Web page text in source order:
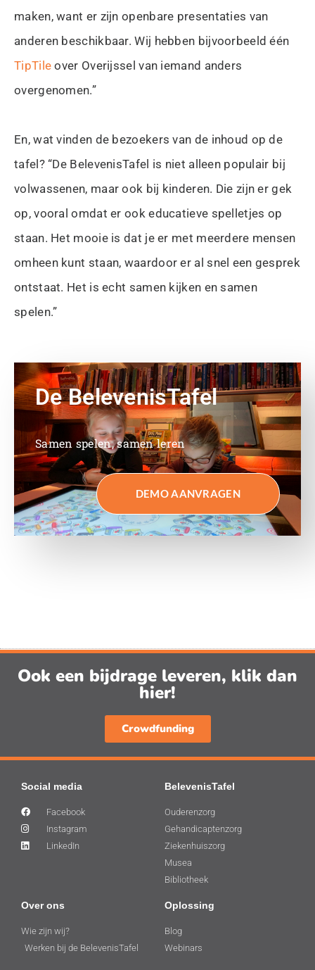
maken, want er zijn openbare presentaties van
anderen beschikbaar. Wij hebben bijvoorbeeld één
TipTile over Overijssel van iemand anders
overgenomen.”
En, wat vinden de bezoekers van de inhoud op de
tafel? “De BelevenisTafel is niet alleen populair bij
volwassenen, maar ook bij kinderen. Die zijn er gek
op, vooral omdat er ook educatieve spelletjes op
staan. Het mooie is dat je er met meerdere mensen
omheen kunt staan, waardoor er al snel een gesprek
ontstaat. Het is echt samen kijken en samen
spelen.”
De BelevenisTafel
Samen spelen, samen leren
DEMO AANVRAGEN
Ook een bijdrage leveren, klik dan
hier!
Crowdfunding
Social media
Facebook
Instagram
LinkedIn
BelevenisTafel
Ouderenzorg
Gehandicaptenzorg
Ziekenhuiszorg
Musea
Bibliotheek
Over ons
Wie zijn wij?
Werken bij de BelevenisTafel
Oplossing
Blog
Webinars